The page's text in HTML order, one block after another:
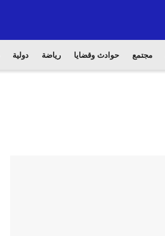
مجتمع حوادث وقضايا رياضة دولية